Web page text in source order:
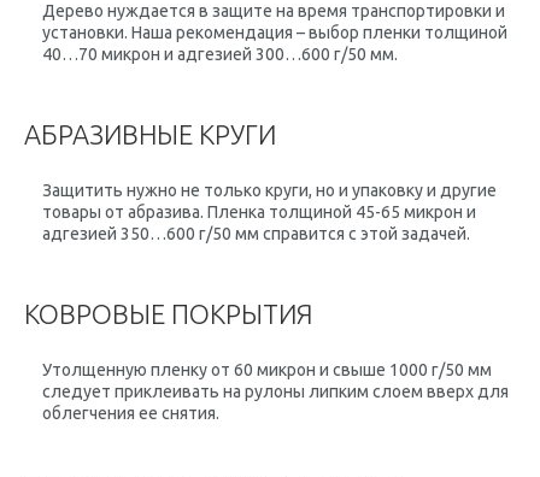
Дерево нуждается в защите на время транспортировки и
установки. Наша рекомендация – выбор пленки толщиной
40…70 микрон и адгезией 300…600 г/50 мм.
АБРАЗИВНЫЕ КРУГИ
Защитить нужно не только круги, но и упаковку и другие
товары от абразива. Пленка толщиной 45-65 микрон и
адгезией 350…600 г/50 мм справится с этой задачей.
КОВРОВЫЕ ПОКРЫТИЯ
Утолщенную пленку от 60 микрон и свыше 1000 г/50 мм
следует приклеивать на рулоны липким слоем вверх для
облегчения ее снятия.